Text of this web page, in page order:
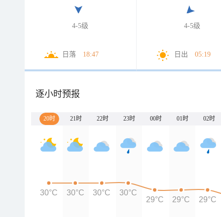
4-5级
日落 18:47
4-5级
日出 05:19
逐小时预报
20时 21时 22时 23时 00时 01时 02时
30°C 30°C 30°C
30°C
29°C
29°C 29°C